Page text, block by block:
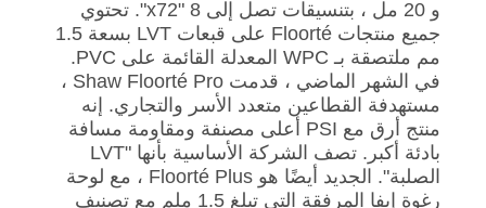
و 20 مل ، بتنسيقات تصل إلى 8 "x72". تحتوي
جميع منتجات Floorté على قبعات LVT بسعة 1.5
مم ملتصقة بـ WPC المعدلة القائمة على PVC.
في الشهر الماضي ، قدمت Shaw Floorté Pro ،
مستهدفة القطاعين متعدد الأسر والتجاري. إنه
منتج أرق مع PSI أعلى مصنفة ومقاومة مسافة
بادئة أكبر. تصف الشركة الأساسية بأنها "LVT
الصلبة". الجديد أيضًا هو Floorté Plus ، مع لوحة
رغوة إيفا المرفقة التي تبلغ 1.5 ملم مع تصنيف